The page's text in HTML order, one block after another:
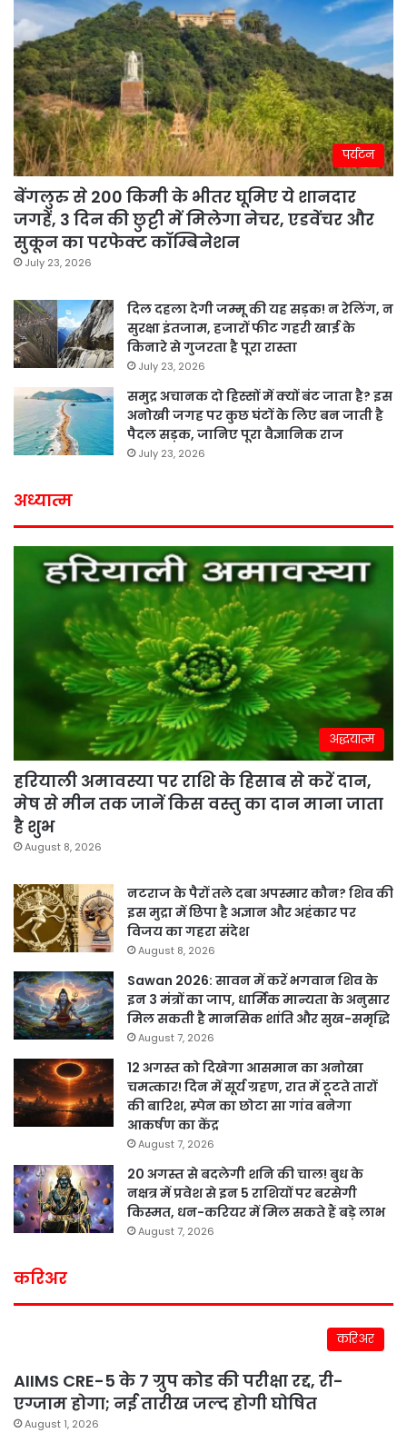
पर्यटन
बेंगलुरु से 200 किमी के भीतर घूमिए ये शानदार
जगहें, 3 दिन की छुट्टी में मिलेगा नेचर, एडवेंचर और
सुकून का परफेक्ट कॉम्बिनेशन
July 23, 2026
दिल दहला देगी जम्मू की यह सड़क! न रेलिंग, न
सुरक्षा इंतजाम, हजारों फीट गहरी खाई के
किनारे से गुजरता है पूरा रास्ता
July 23, 2026
समुद्र अचानक दो हिस्सों में क्यों बंट जाता है? इस
अनोखी जगह पर कुछ घंटों के लिए बन जाती है
पैदल सड़क, जानिए पूरा वैज्ञानिक राज
July 23, 2026
अध्यात्म
अद्धयात्म
हरियाली अमावस्या पर राशि के हिसाब से करें दान,
मेष से मीन तक जानें किस वस्तु का दान माना जाता
है शुभ
August 8, 2026
नटराज के पैरों तले दबा अपस्मार कौन? शिव की
इस मुद्रा में छिपा है अज्ञान और अहंकार पर
विजय का गहरा संदेश
August 8, 2026
Sawan 2026: सावन में करें भगवान शिव के
इन 3 मंत्रों का जाप, धार्मिक मान्यता के अनुसार
मिल सकती है मानसिक शांति और सुख-समृद्धि
August 7, 2026
12 अगस्त को दिखेगा आसमान का अनोखा
चमत्कार! दिन में सूर्य ग्रहण, रात में टूटते तारों
की बारिश, स्पेन का छोटा सा गांव बनेगा
आकर्षण का केंद्र
August 7, 2026
20 अगस्त से बदलेगी शनि की चाल! बुध के
नक्षत्र में प्रवेश से इन 5 राशियों पर बरसेगी
किस्मत, धन-करियर में मिल सकते हैं बड़े लाभ
August 7, 2026
करिअर
करिअर
AIIMS CRE-5 के 7 ग्रुप कोड की परीक्षा रद्द, री-
एग्जाम होगा; नई तारीख जल्द होगी घोषित
August 1, 2026